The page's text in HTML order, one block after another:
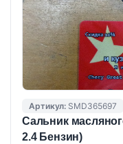
Артикул: SMD365697
Сальник
2.4 Бензин)